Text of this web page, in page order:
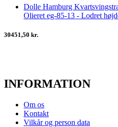
Dolle Hamburg
Olieret eg-85-13 - Lodret
30451,50 kr.
INFORMATION
Om os
Kontakt
Vilkår og person data